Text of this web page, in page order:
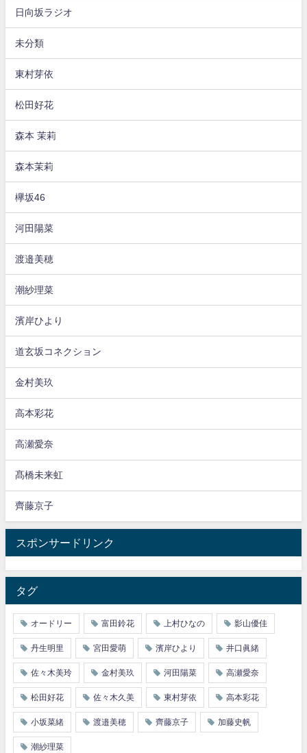
日向坂ラジオ
未分類
東村芽依
松田好花
森本 茉莉
森本茉莉
欅坂46
河田陽菜
渡邉美穂
潮紗理菜
濱岸ひより
道玄坂コネクション
金村美玖
高本彩花
高瀬愛奈
髙橋未来虹
齊藤京子
スポンサードリンク
タグ
オードリー 富田鈴花 上村ひなの 影山優佳
丹生明里 宮田愛萌 濱岸ひより 井口眞緒
佐々木美玲 金村美玖 河田陽菜 高瀬愛奈
松田好花 佐々木久美 東村芽依 高本彩花
小坂菜緒 渡邉美穂 齊藤京子 加藤史帆
潮紗理菜